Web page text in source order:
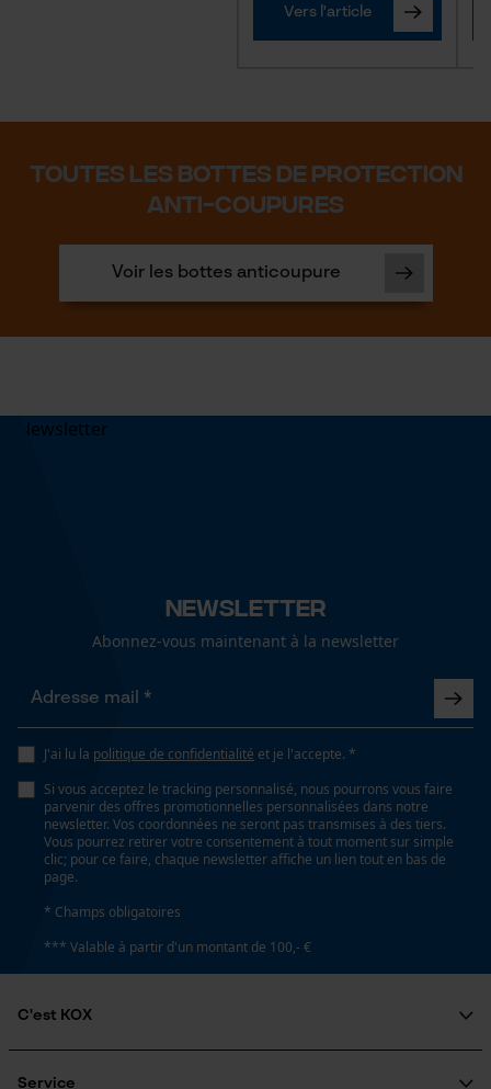
Vers l'article
TOUTES LES BOTTES DE PROTECTION
ANTI-COUPURES
Voir les bottes anticoupure
Newsletter
Abonnez-vous maintenant à la newsletter
J'ai lu la politique de confidentialité et je l'accepte. *
Si vous acceptez le tracking personnalisé, nous pourrons vous faire
parvenir des offres promotionnelles personnalisées dans notre
newsletter. Vos coordonnées ne seront pas transmises à des tiers.
Vous pourrez retirer votre consentement à tout moment sur simple
clic; pour ce faire, chaque newsletter affiche un lien tout en bas de
page.
* Champs obligatoires
*** Valable à partir d'un montant de 100,- €
C'est KOX
Engagement social
Service